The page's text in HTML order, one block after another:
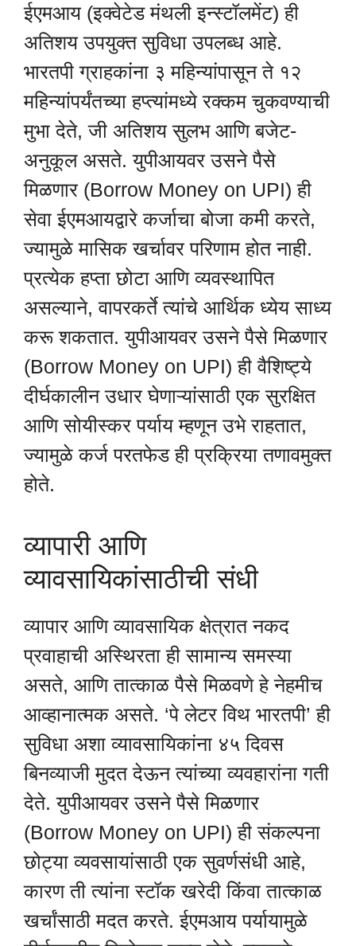
ईएमआय (इक्वेटेड मंथली इन्स्टॉलमेंट) ही
अतिशय उपयुक्त सुविधा उपलब्ध आहे.
भारतपी ग्राहकांना ३ महिन्यांपासून ते १२
महिन्यांपर्यंतच्या हप्त्यांमध्ये रक्कम चुकवण्याची
मुभा देते, जी अतिशय सुलभ आणि बजेट-
अनुकूल असते. युपीआयवर उसने पैसे
मिळणार (Borrow Money on UPI) ही
सेवा ईएमआयद्वारे कर्जाचा बोजा कमी करते,
ज्यामुळे मासिक खर्चावर परिणाम होत नाही.
प्रत्येक हप्ता छोटा आणि व्यवस्थापित
असल्याने, वापरकर्ते त्यांचे आर्थिक ध्येय साध्य
करू शकतात. युपीआयवर उसने पैसे मिळणार
(Borrow Money on UPI) ही वैशिष्ट्ये
दीर्घकालीन उधार घेणाऱ्यांसाठी एक सुरक्षित
आणि सोयीस्कर पर्याय म्हणून उभे राहतात,
ज्यामुळे कर्ज परतफेड ही प्रक्रिया तणावमुक्त
होते.
व्यापारी आणि
व्यावसायिकांसाठीची संधी
व्यापार आणि व्यावसायिक क्षेत्रात नकद
प्रवाहाची अस्थिरता ही सामान्य समस्या
असते, आणि तात्काळ पैसे मिळवणे हे नेहमीच
आव्हानात्मक असते. ‘पे लेटर विथ भारतपी’ ही
सुविधा अशा व्यावसायिकांना ४५ दिवस
बिनव्याजी मुदत देऊन त्यांच्या व्यवहारांना गती
देते. युपीआयवर उसने पैसे मिळणार
(Borrow Money on UPI) ही संकल्पना
छोट्या व्यवसायांसाठी एक सुवर्णसंधी आहे,
कारण ती त्यांना स्टॉक खरेदी किंवा तात्काळ
खर्चांसाठी मदत करते. ईएमआय पर्यायामुळे